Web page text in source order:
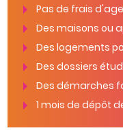
Pas de frais
Des maisons ou
Des logements
Des dossiers
Des démarches
1 mois de dépôt